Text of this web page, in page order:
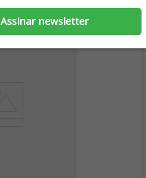
Assinar newsletter
Filtrar